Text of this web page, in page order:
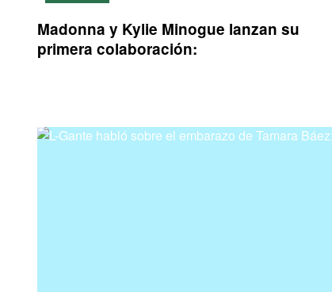
Madonna y Kylie Minogue lanzan su
primera colaboración: